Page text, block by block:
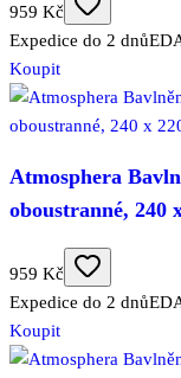
959 Kč
Expedice do 2 dnů
Koupit
Atmosphera
oboustranné, 240
959 Kč
Expedice do 2 dnů
Koupit